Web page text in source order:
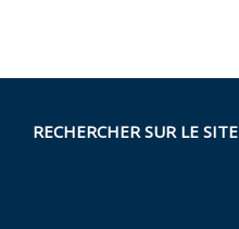
RECHERCHER SUR LE SITE